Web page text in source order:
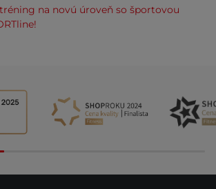
na novú úroveň so športovou